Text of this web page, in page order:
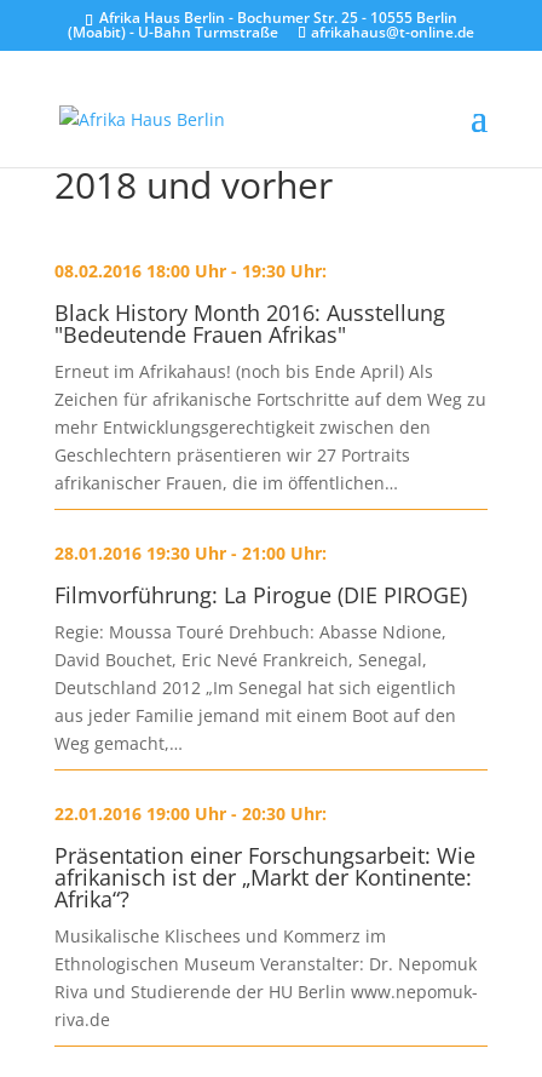
Afrika Haus Berlin - Bochumer Str. 25 - 10555 Berlin
(Moabit) - U-Bahn Turmstraße afrikahaus@t-online.de
2018 und vorher
08.02.2016 18:00 Uhr - 19:30 Uhr:
Black History Month 2016: Ausstellung
"Bedeutende Frauen Afrikas"
Erneut im Afrikahaus! (noch bis Ende April) Als
Zeichen für afrikanische Fortschritte auf dem Weg zu
mehr Entwicklungsgerechtigkeit zwischen den
Geschlechtern präsentieren wir 27 Portraits
afrikanischer Frauen, die im öffentlichen…
28.01.2016 19:30 Uhr - 21:00 Uhr:
Filmvorführung: La Pirogue (DIE PIROGE)
Regie: Moussa Touré Drehbuch: Abasse Ndione,
David Bouchet, Eric Nevé Frankreich, Senegal,
Deutschland 2012 „Im Senegal hat sich eigentlich
aus jeder Familie jemand mit einem Boot auf den
Weg gemacht,…
22.01.2016 19:00 Uhr - 20:30 Uhr:
Präsentation einer Forschungsarbeit: Wie
afrikanisch ist der „Markt der Kontinente:
Afrika“?
Musikalische Klischees und Kommerz im
Ethnologischen Museum Veranstalter: Dr. Nepomuk
Riva und Studierende der HU Berlin www.nepomuk-
riva.de